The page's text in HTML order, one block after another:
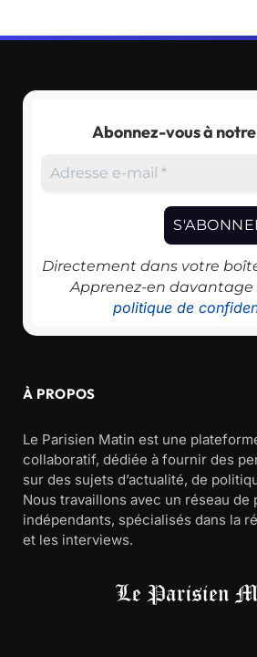
Abonnez-vous à
Directement dans votre
Apprenez-en davantage
politique de
À PROPOS
Le Parisien Matin est une
collaboratif, dédiée à fournir des
sur des sujets d’actualité, de
Nous travaillons avec un réseau de
indépendants, spécialisés dans la
et les interviews.